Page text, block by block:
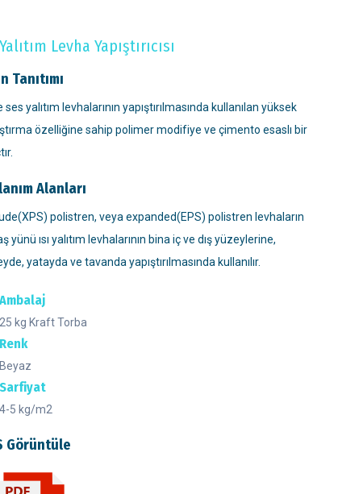
Levha Yapıştırıcısı
Tanıtımı
ses yalıtım levhalarının yapıştırılmasında kullanılan yüksek
özelliğine sahip polimer modifiye ve çimento esaslı bir
Alanları
polistren, veya expanded(EPS) polistren levhaların
yünü ısı yalıtım levhalarının bina iç ve dış yüzeylerine,
yatayda ve tavanda yapıştırılmasında kullanılır.
Ambalaj
25 kg Kraft Torba
Renk
Beyaz
Sarfiyat
4-5 kg/m2
Görüntüle